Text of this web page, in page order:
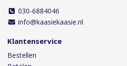
030-6884046
info@kaasiekaasie.nl
Klantenservice
Bestellen